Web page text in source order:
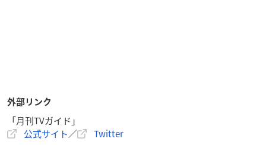
外部リンク
「月刊TVガイド」
公式サイト／ Twitter